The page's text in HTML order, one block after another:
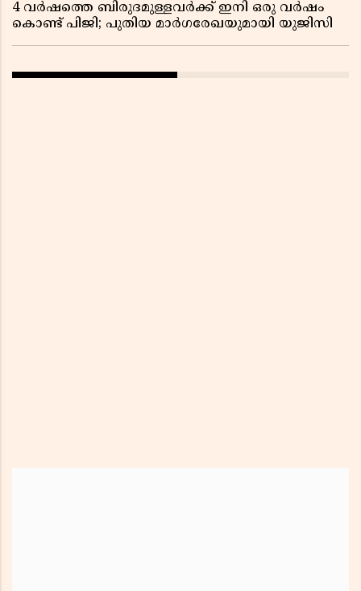
4 വർഷത്തെ ബിരുദമുള്ളവർക്ക് ഇനി ഒരു വർഷം
കൊണ്ട് പിജി; പുതിയ മാർഗരേഖയുമായി യുജിസി